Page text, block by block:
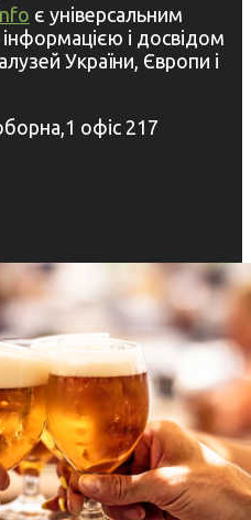
є універсальним
і досвідом
України, Європи і
офіс 217